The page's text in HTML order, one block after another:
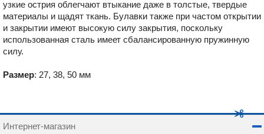
узкие острия облегчают втыкание даже в толстые, твердые
материалы и щадят ткань. Булавки также при частом открытии
и закрытии имеют высокую силу закрытия, поскольку
использованная сталь имеет сбалансированную пружинную
силу.
Размер: 27, 38, 50 мм
Интернет-магазин